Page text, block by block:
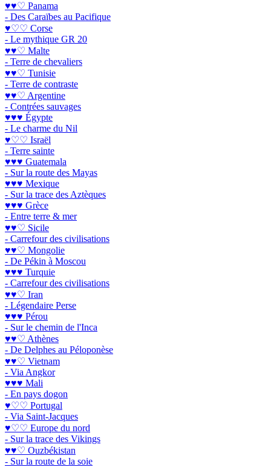
♥♥♡ Panama
- Des Caraïbes au Pacifique
♥♡♡ Corse
- Le mythique GR 20
♥♥♡ Malte
- Terre de chevaliers
♥♥♡ Tunisie
- Terre de contraste
♥♥♡ Argentine
- Contrées sauvages
♥♥♥ Égypte
- Le charme du Nil
♥♡♡ Israël
- Terre sainte
♥♥♥ Guatemala
- Sur la route des Mayas
♥♥♥ Mexique
- Sur la trace des Aztèques
♥♥♥ Grèce
- Entre terre & mer
♥♥♡ Sicile
- Carrefour des civilisations
♥♥♡ Mongolie
- De Pékin à Moscou
♥♥♥ Turquie
- Carrefour des civilisations
♥♥♡ Iran
- Légendaire Perse
♥♥♥ Pérou
- Sur le chemin de l'Inca
♥♥♡ Athènes
- De Delphes au Péloponèse
♥♥♡ Vietnam
- Via Angkor
♥♥♥ Mali
- En pays dogon
♥♡♡ Portugal
- Via Saint-Jacques
♥♡♡ Europe du nord
- Sur la trace des Vikings
♥♥♡ Ouzbékistan
- Sur la route de la soie